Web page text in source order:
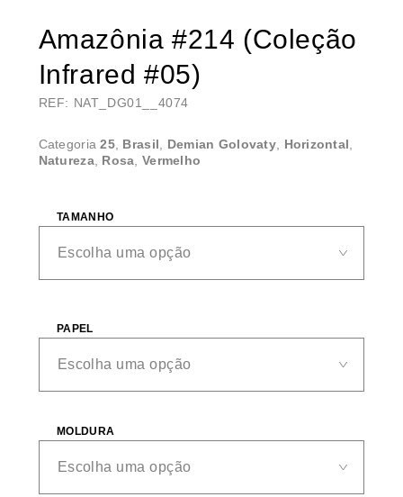
Amazônia #214 (Coleção
Infrared #05)
REF: NAT_DG01__4074
Categoria25, Brasil Demian Golovaty, Horizontal
Natureza, Rosa ,Vermelho
TAMANHO
PAPEL
MOLDURA